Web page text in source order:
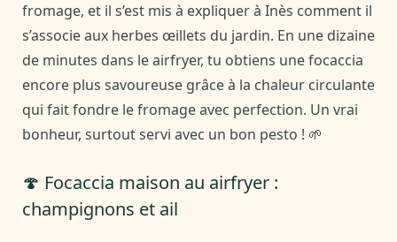
fromage, et il s’est mis à expliquer à Inès comment il
s’associe aux herbes œillets du jardin. En une dizaine
de minutes dans le airfryer, tu obtiens une focaccia
encore plus savoureuse grâce à la chaleur circulante
qui fait fondre le fromage avec perfection. Un vrai
bonheur, surtout servi avec un bon pesto ! 🌱
🍄 Focaccia maison au airfryer :
champignons et ail